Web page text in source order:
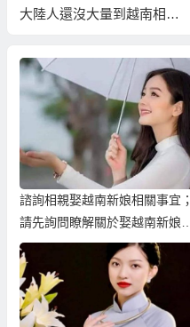
大陸人還沒大量到越南相親
諮詢相親娶越南新娘相關事宜；
請先詢問瞭解關於娶越南新娘的
完整費用！